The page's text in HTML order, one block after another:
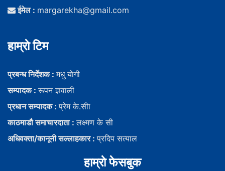
ईमेल : margarekha@gmail.com
हाम्राे टिम
प्रबन्ध निर्देशक :मधु याेगी
सम्पादक :रूपन ज्ञवाली
प्रधान सम्पादक :प्रेम के.सीा
काठमाडौ समाचारदाता :लक्ष्मण के सी
अधिवक्ता/कानूनी सल्लाहकार :प्रदिप सत्याल
हाम्राे फेसबुक